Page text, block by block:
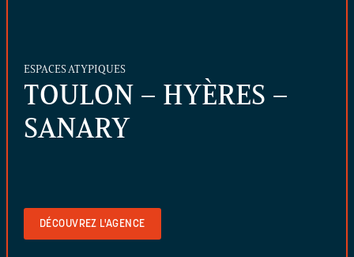
ESPACES ATYPIQUES
TOULON – HYÈRES –
SANARY
DÉCOUVREZ L'AGENCE